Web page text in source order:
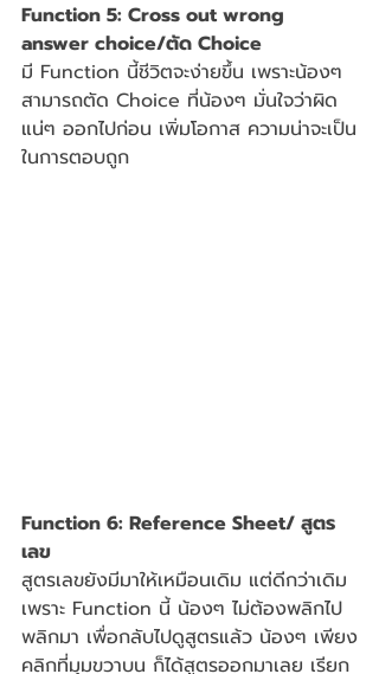
Function 5: Cross out wrong
answer choice/ตัด Choice
มี Function นี้ชีวิตจะง่ายขึ้น เพราะน้องๆ
สามารถตัด Choice ที่น้องๆ มั่นใจว่าผิด
แน่ๆ ออกไปก่อน เพิ่มโอกาส ความน่าจะเป็น
ในการตอบถูก
Function 6: Reference Sheet/ สูตร
เลข
สูตรเลขยังมีมาให้เหมือนเดิม แต่ดีกว่าเดิม
เพราะ Function นี้ น้องๆ ไม่ต้องพลิกไป
พลิกมา เพื่อกลับไปดูสูตรแล้ว น้องๆ เพียง
คลิกที่มุมขวาบน ก็ได้สูตรออกมาเลย เรียก